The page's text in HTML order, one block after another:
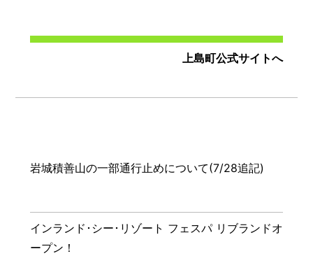
上島町公式サイトへ
岩城積善山の一部通行止めについて(7/28追記)
インランド･シー･リゾート フェスパ リブランドオ
ープン！